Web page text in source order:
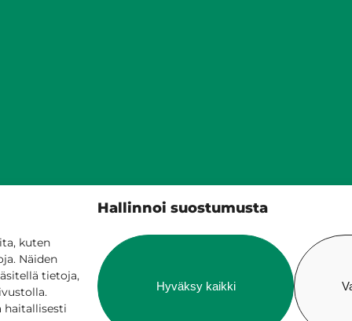
Hallinnoi suostumusta
kuten
Näiden
tietoja,
haitallisesti
Hyväksy kaikki